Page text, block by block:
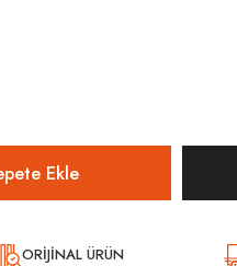
ORİJİNAL ÜRÜN